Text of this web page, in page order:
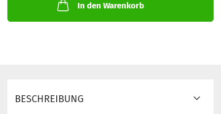
In den Warenkorb
BESCHREIBUNG